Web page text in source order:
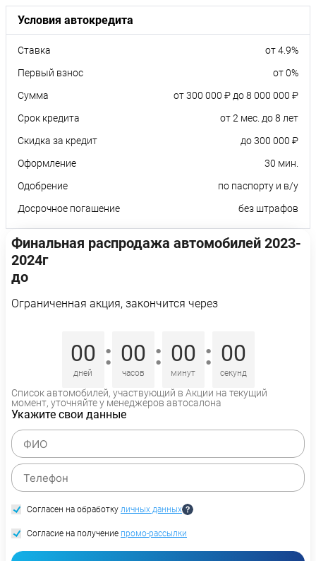
Условия автокредита
Ставка
от 4.9%
Первый взнос
от 0%
Сумма
от 300 000 ₽ до 8 000 000 ₽
Срок кредита
от 2 мес. до 8 лет
Скидка за кредит
до 300 000 ₽
Оформление
30 мин.
Одобрение
по паспорту и в/у
Досрочное погашение
без штрафов
Финальная распродажа автомобилей 2023-
2024г
до
Ограниченная акция, закончится через
00
дней
: 00
часов
: 00
минут
: 00
секунд
Список автомобилей, участвующий в Акции на текущий
момент, уточняйте у менеджеров автосалона
Укажите свои данные
Согласен на обработку личных данных
Согласие на получение промо-рассылки